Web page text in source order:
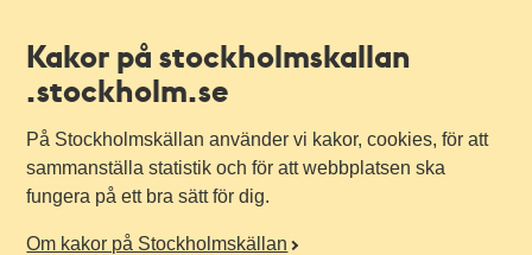
Kakor på stockholmskallan
.stockholm.se
På Stockholmskällan använder vi kakor, cookies, för att
sammanställa statistik och för att webbplatsen ska
fungera på ett bra sätt för dig.
Om kakor på Stockholmskällan